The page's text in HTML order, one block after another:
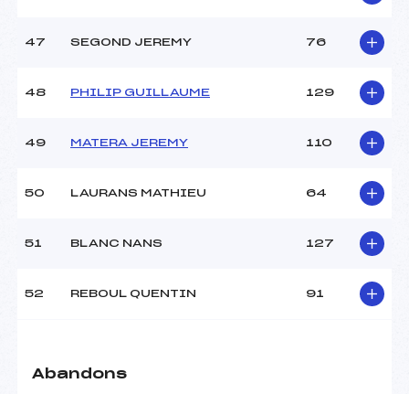
47 SEGOND JEREMY 76
48 PHILIP GUILLAUME 129
49 MATERA JEREMY 110
50 LAURANS MATHIEU 64
51 BLANC NANS 127
52 REBOUL QUENTIN 91
Abandons